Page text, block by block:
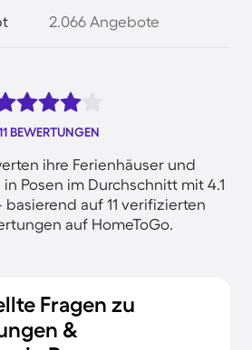
2.066 Angebote
BEWERTUNGEN
ihre Ferienhäuser und
Posen im Durchschnitt mit 4.1
basierend auf 11 verifizierten
auf HomeToGo.
Fragen zu
&